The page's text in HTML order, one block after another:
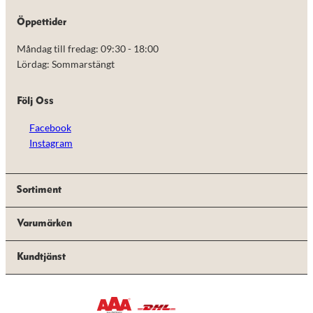
Öppettider
Måndag till fredag: 09:30 - 18:00
Lördag: Sommarstängt
Följ Oss
Facebook
Instagram
Sortiment
Varumärken
Kundtjänst
kakorna
kommer viss
att försvinna
från
Marknadsföring
Genom att dela
med dig av dina
beteende när du
chansen att få se
personligt
anpassat innehåll